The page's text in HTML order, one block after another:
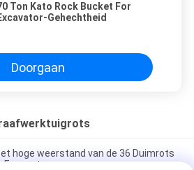
Ton Kato Rock Bucket For
Gehechtheid
Doorgaan
hoge weerstand van de 36 Duimrots
Excavator